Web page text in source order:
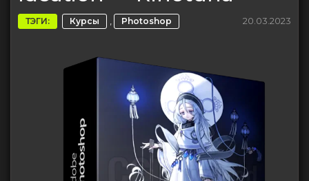
ТЭГИ: Курсы , Photoshop 20.03.2023